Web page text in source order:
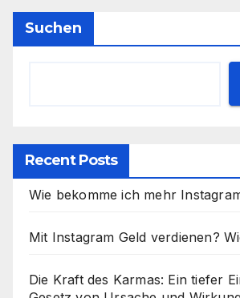
Suchen
Recent Posts
Wie bekomme ich mehr
Mit Instagram Geld verdienen?
Die Kraft des Karmas: Ein tiefer